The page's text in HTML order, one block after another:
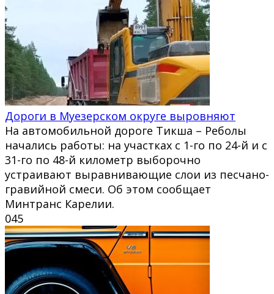
Дороги в Муезерском округе выровняют
На автомобильной дороге Тикша – Реболы
начались работы: на участках с 1-го по 24-й и с
31-го по 48-й километр выборочно
устраивают выравнивающие слои из песчано-
гравийной смеси. Об этом сообщает
Минтранс Карелии.
045